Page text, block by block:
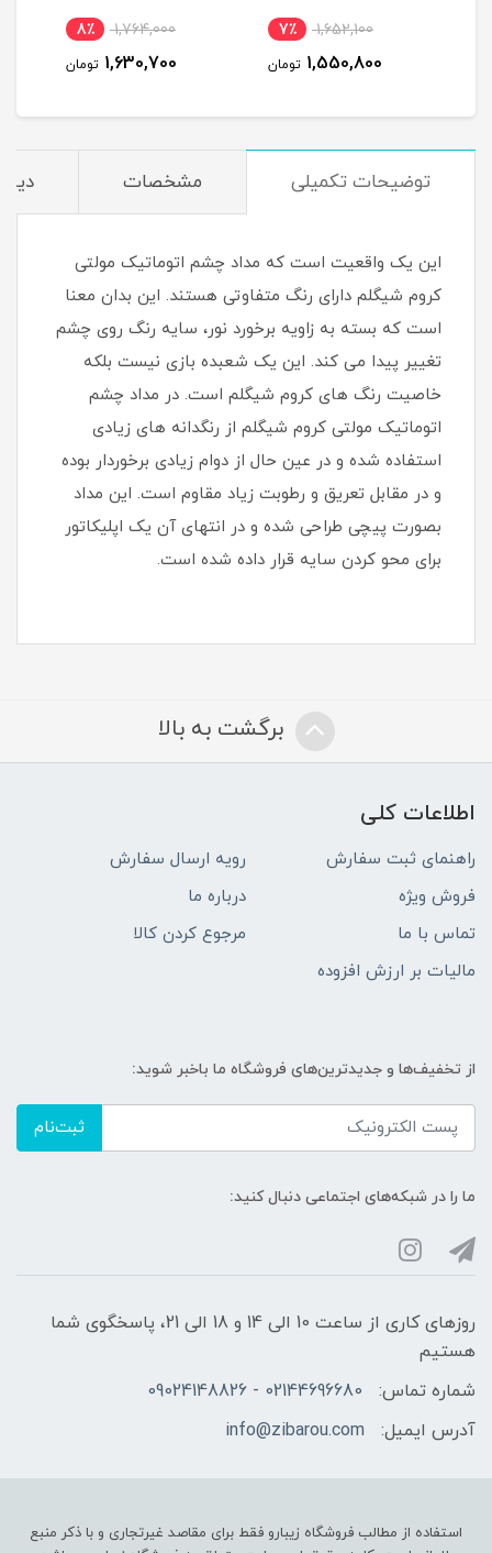
تومان
1,764,000
1,630,700 تومان
2,008,300
1,807,700
توضیحات تکمیلی مشخصات
این یک واقعیت است که مداد چشم اتوماتیک مولتی
کروم شیگلم دارای رنگ متفاوتی هستند. این بدان معنا
است که بسته به زاویه برخورد نور، سایه رنگ روی چشم
تغییر پیدا می کند. این یک شعبده بازی نیست بلکه
خاصیت رنگ های کروم شیگلم است. در مداد چشم
اتوماتیک مولتی کروم شیگلم از رنگدانه های زیادی
استفاده شده و در عین حال از دوام زیادی برخوردار بوده
و در مقابل تعریق و رطوبت زیاد مقاوم است. این مداد
بصورت پیچی طراحی شده و در انتهای آن یک اپلیکاتور
برای محو کردن سایه قرار داده شده است.
برگشت به بالا
اطلاعات کلی
راهنمای ثبت سفارش
رویه ارسال سفارش
فروش ویژه
درباره ما
تماس با ما
مرجوع کردن کالا
مالیات بر ارزش افزوده
از تخفیف‌ها و جدیدترین‌های فروشگاه ما باخبر شوید:
ثبت‌نام
ما را در شبکه‌های اجتماعی دنبال کنید:
روزهای کاری از ساعت 10 الی 14 و 18 الی 21، پاسخگوی شما
هستیم
شماره تماس:
02144696680 - 09024148826
آدرس ایمیل:
info@zibarou.com
استفاده از مطالب فروشگاه زیبارو فقط برای مقاصد غیرتجاری و با ذکر منبع